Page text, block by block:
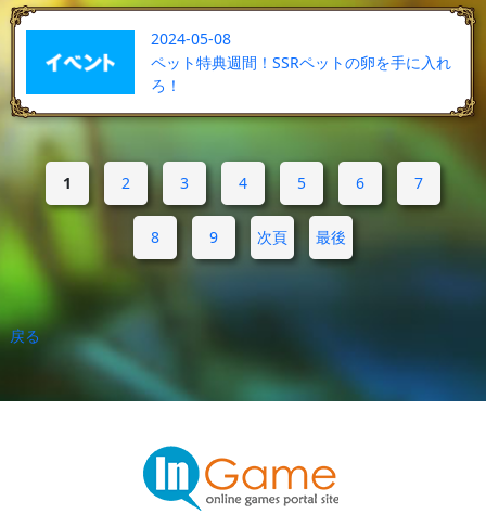
2024-05-08
ペット特典週間！SSRペットの卵を手に入れ
ろ！
1 2 3 4 5 6 7
8 9 次頁 最後
戻る